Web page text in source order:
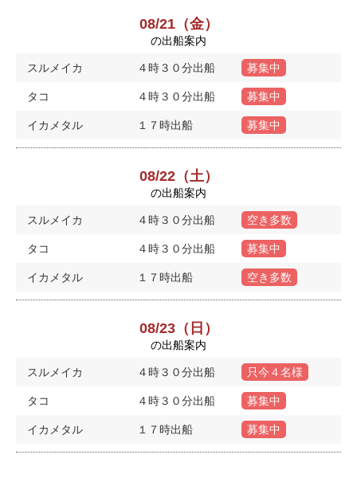
08/21（金）
の出船案内
スルメイカ ４時３０分出船 募集中
タコ ４時３０分出船 募集中
イカメタル １７時出船 募集中
08/22（土）
の出船案内
スルメイカ ４時３０分出船 空き多数
タコ ４時３０分出船 募集中
イカメタル １７時出船 空き多数
08/23（日）
の出船案内
スルメイカ ４時３０分出船 只今４名様
タコ ４時３０分出船 募集中
イカメタル １７時出船 募集中